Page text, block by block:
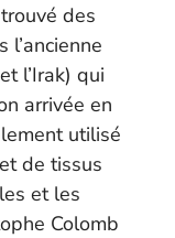
des
l’ancienne
l’Irak) qui
arrivée en
utilisé
de tissus
et les
Colomb